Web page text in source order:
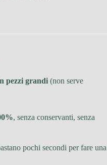
pezzi grandi (non serve
, senza conservanti, senza
pochi secondi per fare una